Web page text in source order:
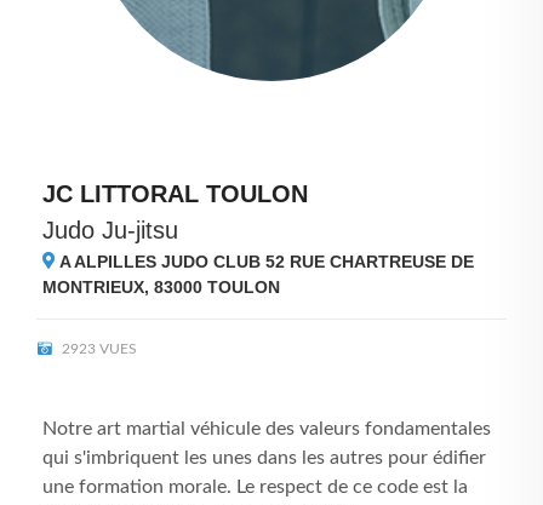
JC LITTORAL TOULON
Judo Ju-jitsu
A ALPILLES JUDO CLUB 52 RUE CHARTREUSE DE
MONTRIEUX, 83000 TOULON
2923 VUES
Notre art martial véhicule des valeurs fondamentales
qui s'imbriquent les unes dans les autres pour édifier
une formation morale. Le respect de ce code est la